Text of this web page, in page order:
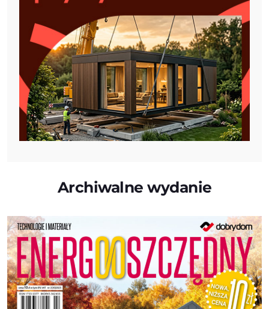
Archiwalne wydanie